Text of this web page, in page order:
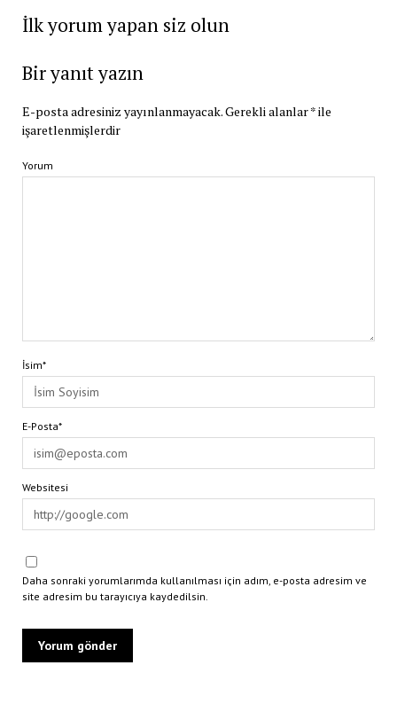
İlk yorum yapan siz olun
Bir yanıt yazın
E-posta adresiniz yayınlanmayacak.Gerekli alanlar*ile
işaretlenmişlerdir
Yorum
İsim*
E-Posta*
Websitesi
Daha sonraki yorumlarımda kullanılması için adım, e-posta adresim ve
site adresim bu tarayıcıya kaydedilsin.